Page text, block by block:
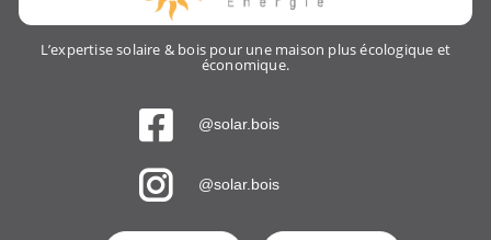
L’expertise solaire & bois pour une maison plus écologique et
économique.
@solar.bois
@solar.bois